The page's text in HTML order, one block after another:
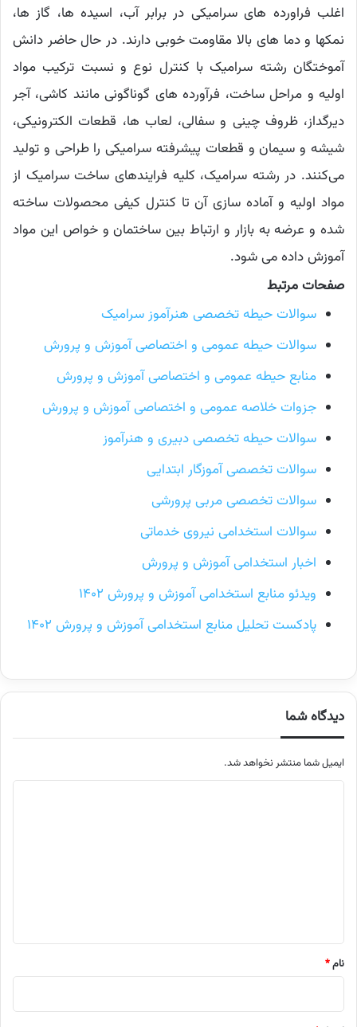
اغلب فراورده های سرامیکی در برابر آب، اسیده ها، گاز ها،
نمکها و دما های بالا مقاومت خوبی دارند. در حال حاضر دانش
آموختگان رشته سرامیک با کنترل نوع و نسبت ترکیب مواد
اولیه و مراحل ساخت، فرآورده های گوناگونی مانند کاشی، آجر
دیرگداز، ظروف چینی و سفالی، لعاب ها، قطعات الکترونیکی،
شیشه و سیمان و قطعات پیشرفته سرامیکی را طراحی و تولید
می‌کنند. در رشته سرامیک، کلیه فرایندهای ساخت سرامیک‌ از
مواد اولیه و آماده سازی آن تا کنترل کیفی محصولات ساخته
شده و عرضه به بازار و ارتباط بین ساختمان و خواص این مواد
آموزش داده می شود.
صفحات مرتبط
سوالات حیطه تخصصی هنرآموز سرامیک
سوالات حیطه عمومی و اختصاصی آموزش و پرورش
منابع حیطه عمومی و اختصاصی آموزش و پرورش
جزوات خلاصه عمومی و اختصاصی آموزش و پرورش
سوالات حیطه تخصصی دبیری و هنرآموز
سوالات تخصصی آموزگار ابتدایی
سوالات تخصصی مربی پرورشی
سوالات استخدامی نیروی خدماتی
اخبار استخدامی آموزش و پرورش
ویدئو منابع استخدامی آموزش و پرورش ۱۴۰۲
پادکست تحلیل منابع استخدامی آموزش و پرورش ۱۴۰۲
دیدگاه شما
ایمیل شما منتشر نخواهد شد.
ا
ه
نام*